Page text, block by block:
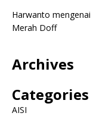
Harwanto mengenai
Merah Doff
Archives
Categories
AISI